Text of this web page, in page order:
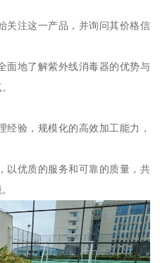
关注这一产品，并询问其价格信
面地了解紫外线消毒器的优势与
经验，规模化的高效加工能力，
以优质的服务和可靠的质量，共